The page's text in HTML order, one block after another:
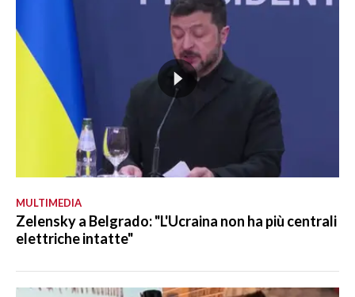
MULTIMEDIA
Zelensky a Belgrado: "L'Ucraina non ha più centrali
elettriche intatte"